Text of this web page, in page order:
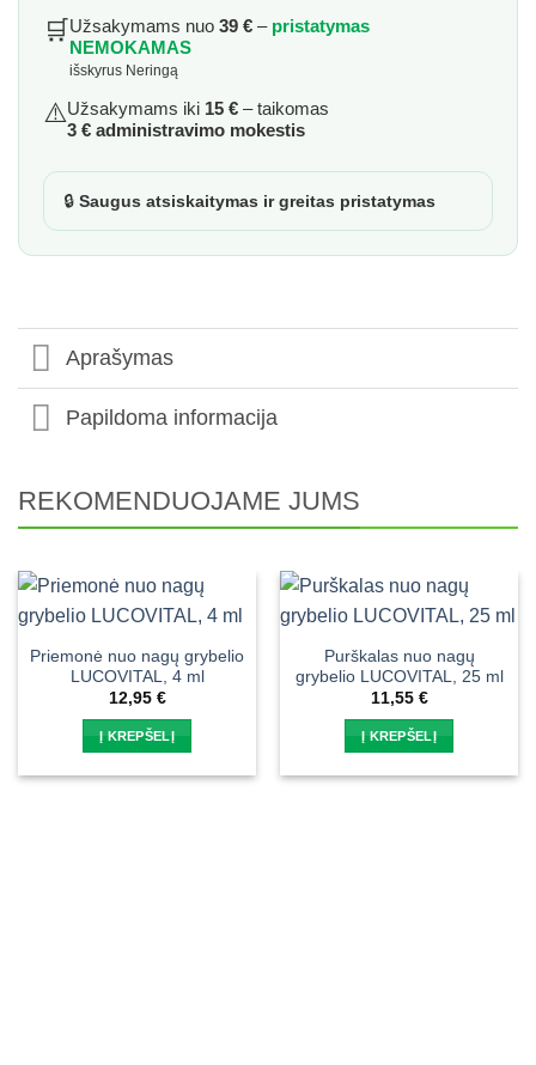
🛒Užsakymams nuo 39 € – pristatymas
NEMOKAMAS
išskyrus Neringą
⚠️Užsakymams iki 15 € – taikomas
3 € administravimo mokestis
🔒 Saugus atsiskaitymas ir greitas pristatymas
Aprašymas
Papildoma informacija
REKOMENDUOJAME JUMS
Priemonė nuo nagų grybelio
LUCOVITAL, 4 ml
12,95 €
Į KREPŠELĮ
Purškalas nuo nagų
grybelio LUCOVITAL, 25 ml
11,55 €
Į KREPŠELĮ